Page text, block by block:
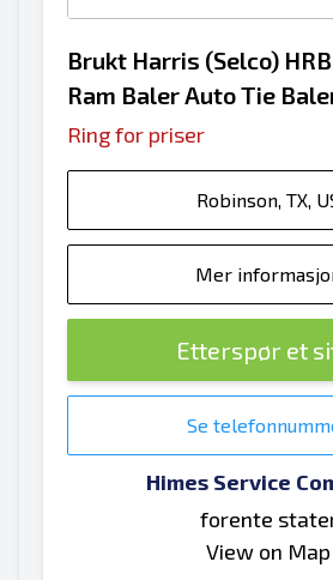
Brukt Harris (Selco)
Ram Baler Auto Tie
Ring for priser
Robinson, TX,
Mer
Etterspør et
Se
Himes Service
forente
View on Map